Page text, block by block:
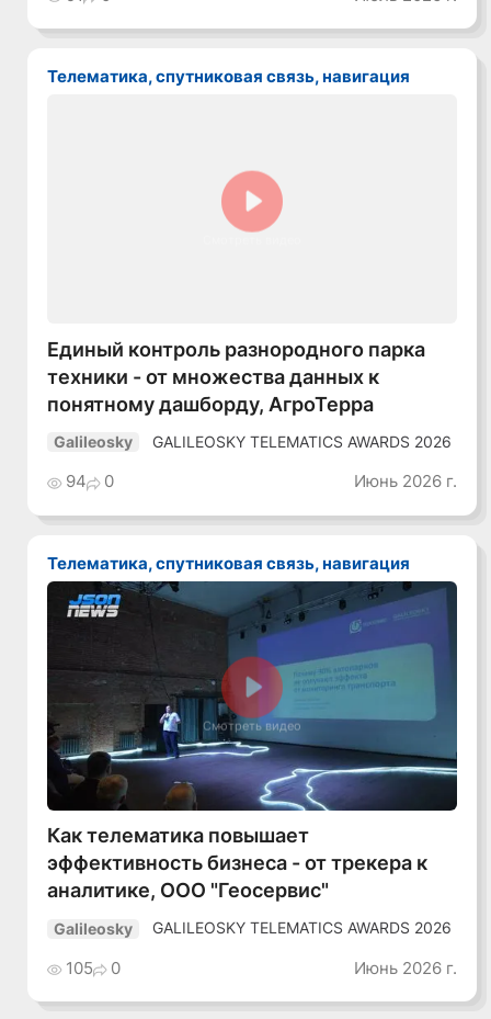
Телематика, спутниковая связь, навигация
Единый контроль разнородного парка
техники - от множества данных к
понятному дашборду, АгроТерра
Galileosky GALILEOSKY TELEMATICS AWARDS 2026
94 0 Июнь 2026 г.
Телематика, спутниковая связь, навигация
Смотреть видео
Как телематика повышает
эффективность бизнеса - от трекера к
аналитике, ООО "Геосервис"
Galileosky GALILEOSKY TELEMATICS AWARDS 2026
105 0 Июнь 2026 г.